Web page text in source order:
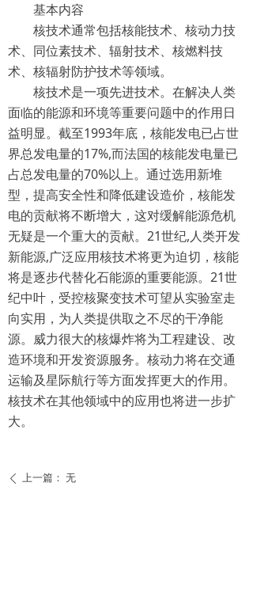
基本内容
核技术通常包括核能技术、核动力技
术、同位素技术、辐射技术、核燃料技
术、核辐射防护技术等领域。
核技术是一项先进技术。在解决人类
面临的能源和环境等重要问题中的作用日
益明显。截至1993年底，核能发电已占世
界总发电量的17%,而法国的核能发电量已
占总发电量的70%以上。通过选用新堆
型，提高安全性和降低建设造价，核能发
电的贡献将不断增大，这对缓解能源危机
无疑是一个重大的贡献。21世纪,人类开发
新能源,广泛应用核技术将更为迫切，核能
将是逐步代替化石能源的重要能源。21世
纪中叶，受控核聚变技术可望从实验室走
向实用，为人类提供取之不尽的干净能
源。威力很大的核爆炸将为工程建设、改
造环境和开发资源服务。核动力将在交通
运输及星际航行等方面发挥更大的作用。
核技术在其他领域中的应用也将进一步扩
大。
ꄴ 上一篇： 无